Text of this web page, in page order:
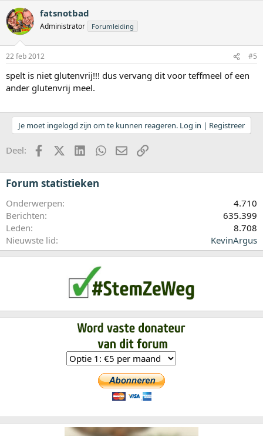
fatsnotbad
Administrator Forumleiding
22 feb 2012 #5
spelt is niet glutenvrij!!! dus vervang dit voor teffmeel of een
ander glutenvrij meel.
Je moet ingelogd zijn om te kunnen reageren. Log in | Registreer
Deel: FacebookX (Twitter)LinkedInWhatsApp
E-mailkoppeling
Forum statistieken
Onderwerpen
4.710
Berichten
635.399
Leden
8.708
Nieuwste lid
KevinArgus